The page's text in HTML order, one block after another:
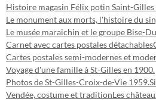
Histoire magasin Félix potin Saint-
Le monument aux morts, l'histoire du
Le musée maraichin et le groupe Bise-
Carnet avec cartes postales détachables
Cartes postales semi-modernes et
Voyage d'une famille à St-Gilles en 1900.
Photos de St-Gilles-Croix-de-Vie 1959.
Vendée, costume et traditionLes